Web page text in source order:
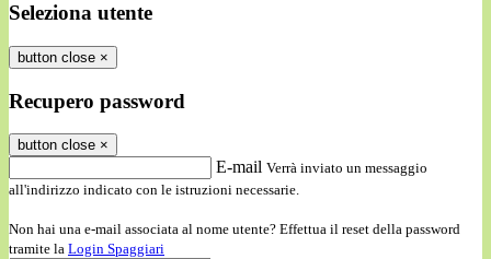
Seleziona utente
button close ×
Recupero password
button close ×
E-mail Verrà inviato un messaggio
all'indirizzo indicato con le istruzioni necessarie.
Non hai una e-mail associata al nome utente? Effettua il reset della password
tramite la Login Spaggiari